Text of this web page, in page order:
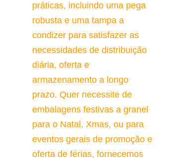
práticas, incluindo uma pega
robusta e uma tampa a
condizer para satisfazer as
necessidades de distribuição
diária, oferta e
armazenamento a longo
prazo. Quer necessite de
embalagens festivas a granel
para o Natal, Xmas, ou para
eventos gerais de promoção e
oferta de férias, fornecemos